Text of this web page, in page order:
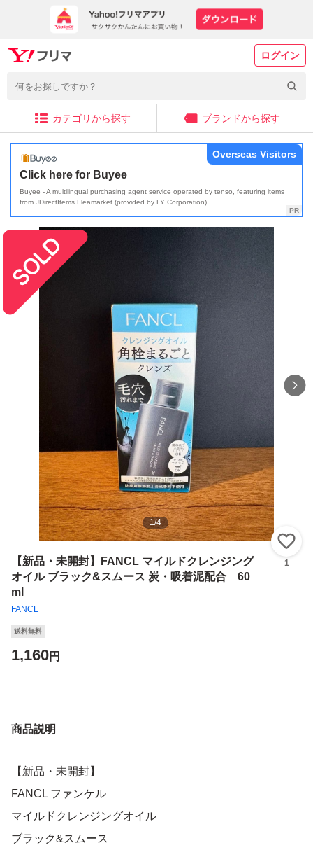
ログイン
カテゴリから探す ブランドから探す
Click here for Buyee
Buyee - A multilingual purchasing agent service operated by tenso, featuring items
from JDirectItems Fleamarket (provided by LY Corporation)
Overseas Visitors
1/4
【新品・未開封】FANCL マイルドクレンジング
オイル ブラック&スムース 炭・吸着泥配合 60
ml
FANCL
1
送料無料
1,160円
商品説明
【新品・未開封】
FANCL ファンケル
マイルドクレンジングオイル
ブラック&スムース